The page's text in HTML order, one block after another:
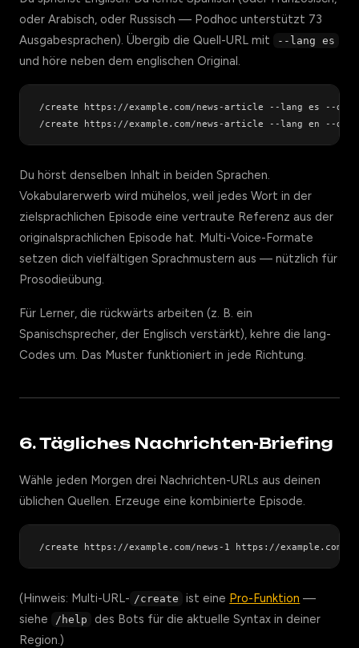
oder Arabisch, oder Russisch — Podhoc unterstützt 73
Ausgabesprachen). Übergib die Quell-URL mit
--lang es
und höre neben dem englischen Original.
/create https://example.com/news-article --lang es --
Du hörst denselben Inhalt in beiden Sprachen.
Vokabularerwerb wird mühelos, weil jedes Wort in der
zielsprachlichen Episode eine vertraute Referenz aus der
originalsprachlichen Episode hat. Multi-Voice-Formate
setzen dich vielfältigen Sprachmustern aus — nützlich für
Prosodieübung.
Für Lerner, die rückwärts arbeiten (z. B. ein
Spanischsprecher, der Englisch verstärkt), kehre die lang-
Codes um. Das Muster funktioniert in jede Richtung.
6. Tägliches Nachrichten-Briefing
Wähle jeden Morgen drei Nachrichten-URLs aus deinen
üblichen Quellen. Erzeuge eine kombinierte Episode.
(Hinweis: Multi-URL- /create ist eine Pro-Funktion —
siehe
/help
des Bots für die aktuelle Syntax in deiner
Region.)